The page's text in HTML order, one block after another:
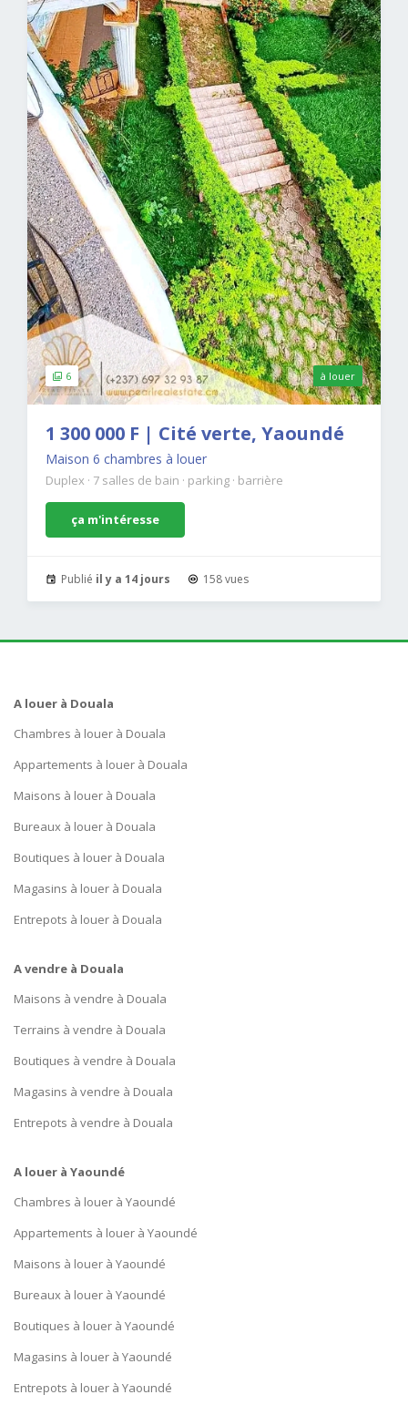
6 à louer
1 300 000 F | Cité verte, Yaoundé
Maison 6 chambres à louer
Duplex · 7 salles de bain · parking · barrière
ça m'intéresse
Publié il y a 14 jours 158 vues
A louer à Douala
Chambres à louer à Douala
Appartements à louer à Douala
Maisons à louer à Douala
Bureaux à louer à Douala
Boutiques à louer à Douala
Magasins à louer à Douala
Entrepots à louer à Douala
A vendre à Douala
Maisons à vendre à Douala
Terrains à vendre à Douala
Boutiques à vendre à Douala
Magasins à vendre à Douala
Entrepots à vendre à Douala
A louer à Yaoundé
Chambres à louer à Yaoundé
Appartements à louer à Yaoundé
Maisons à louer à Yaoundé
Bureaux à louer à Yaoundé
Boutiques à louer à Yaoundé
Magasins à louer à Yaoundé
Entrepots à louer à Yaoundé